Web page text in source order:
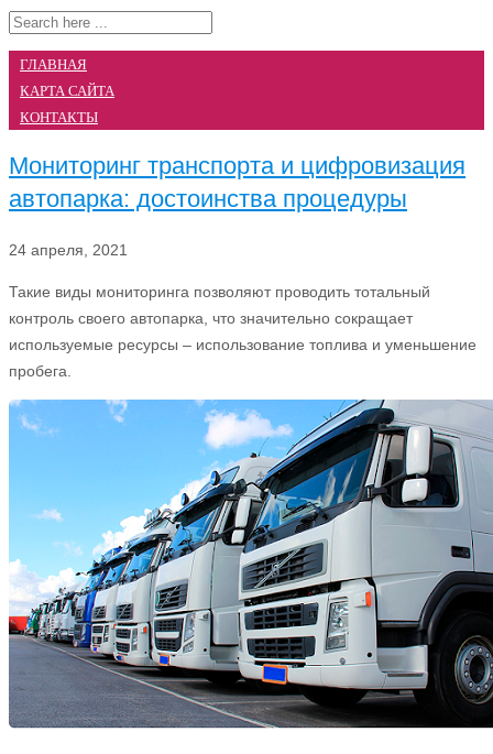
ГЛАВНАЯ
КАРТА САЙТА
КОНТАКТЫ
Мониторинг транспорта и цифровизация
автопарка: достоинства процедуры
24 апреля, 2021
Такие виды мониторинга позволяют проводить тотальный
контроль своего автопарка, что значительно сокращает
используемые ресурсы – использование топлива и уменьшение
пробега.